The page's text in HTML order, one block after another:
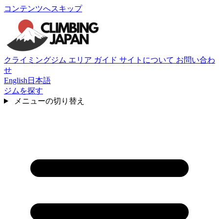
コンテンツへスキップ
クライミングジム エリア ガイド サイトについて お問い合わ
せ
English 日本語
ジムを探す
メニューの切り替え